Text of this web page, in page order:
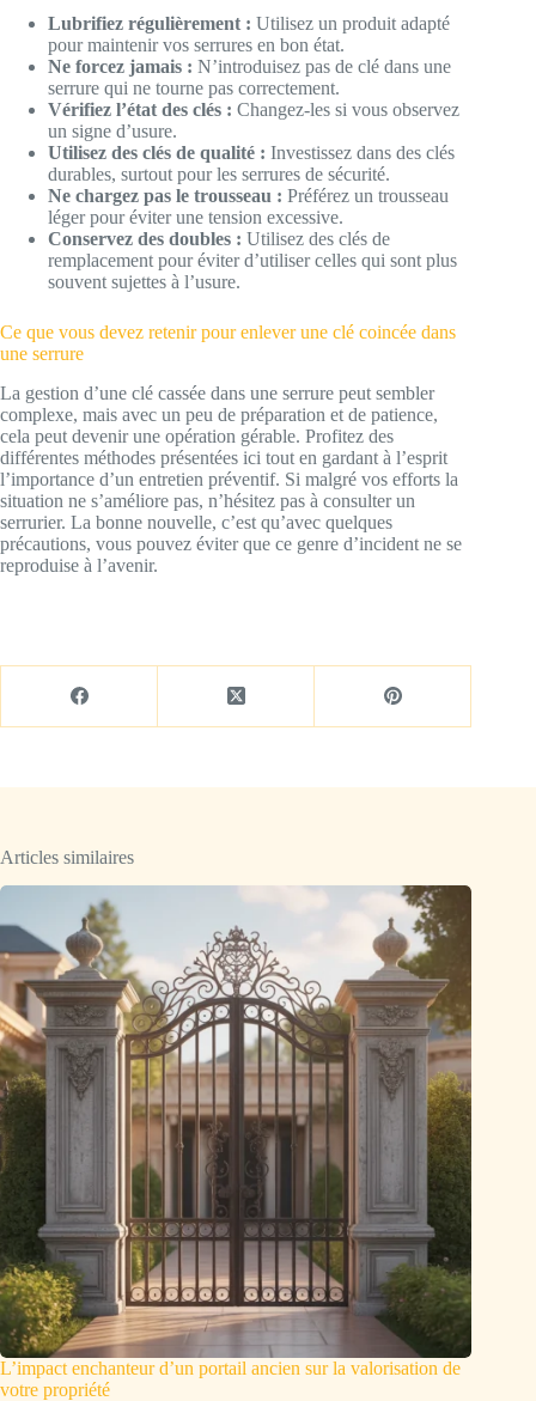
Lubrifiez régulièrement : Utilisez un produit adapté
pour maintenir vos serrures en bon état.
Ne forcez jamais : N’introduisez pas de clé dans une
serrure qui ne tourne pas correctement.
Vérifiez l’état des clés : Changez-les si vous observez
un signe d’usure.
Utilisez des clés de qualité : Investissez dans des clés
durables, surtout pour les serrures de sécurité.
Ne chargez pas le trousseau : Préférez un trousseau
léger pour éviter une tension excessive.
Conservez des doubles : Utilisez des clés de
remplacement pour éviter d’utiliser celles qui sont plus
souvent sujettes à l’usure.
Ce que vous devez retenir pour enlever une clé coincée dans
une serrure
La gestion d’une clé cassée dans une serrure peut sembler
complexe, mais avec un peu de préparation et de patience,
cela peut devenir une opération gérable. Profitez des
différentes méthodes présentées ici tout en gardant à l’esprit
l’importance d’un entretien préventif. Si malgré vos efforts la
situation ne s’améliore pas, n’hésitez pas à consulter un
serrurier. La bonne nouvelle, c’est qu’avec quelques
précautions, vous pouvez éviter que ce genre d’incident ne se
reproduise à l’avenir.
Articles similaires
L’impact enchanteur d’un portail ancien sur la valorisation de
votre propriété